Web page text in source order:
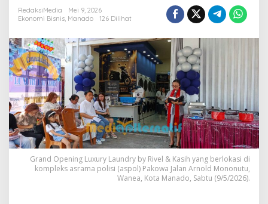
e
s
i
h
d
a
n
W
a
n
g
i
,
G
r
RedaksiMedia
Mei 9, 2026
Ekonomi Bisnis Manado 126 Dilihat
Grand Opening Luxury Laundry by Rivel & Kasih yang berlokasi di
kompleks asrama polisi (aspol) Pakowa Jalan Arnold Mononutu,
Wanea, Kota Manado, Sabtu (9/5/2026).